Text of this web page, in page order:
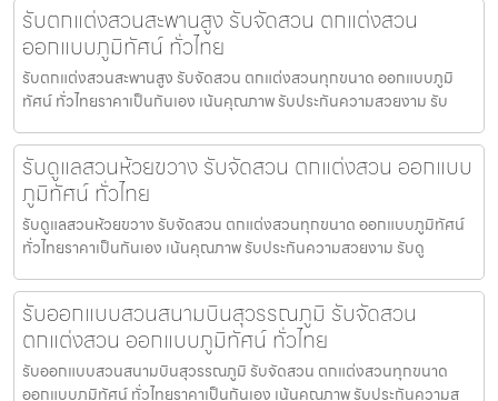
รับตกแต่งสวนสะพานสูง รับจัดสวน ตกแต่งสวน
ออกแบบภูมิทัศน์ ทั่วไทย
รับตกแต่งสวนสะพานสูง รับจัดสวน ตกแต่งสวนทุกขนาด ออกแบบภูมิ
ทัศน์ ทั่วไทยราคาเป็นกันเอง เน้นคุณภาพ รับประกันความสวยงาม รับ
รับดูแลสวนห้วยขวาง รับจัดสวน ตกแต่งสวน ออกแบบ
ภูมิทัศน์ ทั่วไทย
รับดูแลสวนห้วยขวาง รับจัดสวน ตกแต่งสวนทุกขนาด ออกแบบภูมิทัศน์
ทั่วไทยราคาเป็นกันเอง เน้นคุณภาพ รับประกันความสวยงาม รับดู
รับออกแบบสวนสนามบินสุวรรณภูมิ รับจัดสวน
ตกแต่งสวน ออกแบบภูมิทัศน์ ทั่วไทย
รับออกแบบสวนสนามบินสุวรรณภูมิ รับจัดสวน ตกแต่งสวนทุกขนาด
ออกแบบภูมิทัศน์ ทั่วไทยราคาเป็นกันเอง เน้นคุณภาพ รับประกันความส